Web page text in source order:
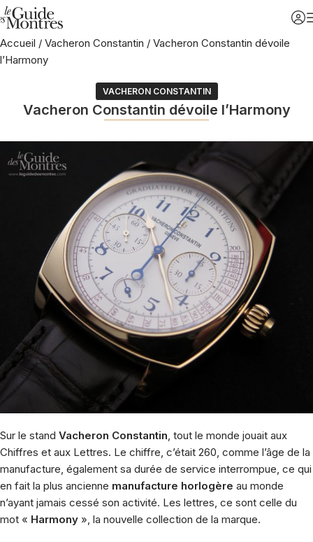
Accueil / Vacheron Constantin / Vacheron Constantin dévoile
l’Harmony
VACHERON CONSTANTIN
Vacheron Constantin dévoile l’Harmony
Sur le stand Vacheron Constantin , tout le monde jouait aux
Chiffres et aux Lettres. Le chiffre, c’était 260, comme l’âge de la
manufacture, également sa durée de service interrompue, ce qui
en fait la plus ancienne manufacture horlogère au monde
n’ayant jamais cessé son activité. Les lettres, ce sont celle du
mot « Harmony », la nouvelle collection de la marque.